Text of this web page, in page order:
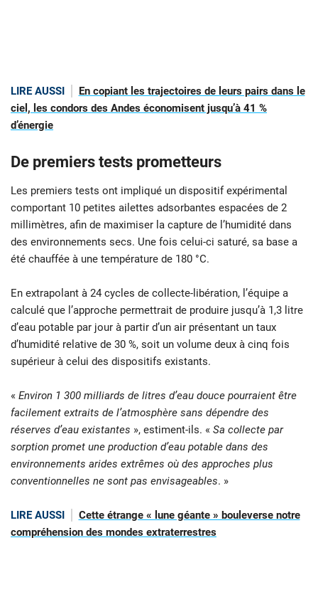
LIRE AUSSI
En copiant les trajectoires de leurs pairs dans le
ciel, les condors des Andes économisent jusqu’à 41 %
d’énergie
De premiers tests prometteurs
Les premiers tests ont impliqué un dispositif expérimental
comportant 10 petites ailettes adsorbantes espacées de 2
millimètres, afin de maximiser la capture de l’humidité dans
des environnements secs. Une fois celui-ci saturé, sa base a
été chauffée à une température de 180 °C.
En extrapolant à 24 cycles de collecte-libération, l’équipe a
calculé que l’approche permettrait de produire jusqu’à 1,3 litre
d’eau potable par jour à partir d’un air présentant un taux
d’humidité relative de 30 %, soit un volume deux à cinq fois
supérieur à celui des dispositifs existants.
« Environ 1 300 milliards de litres d’eau douce pourraient être
facilement extraits de l’atmosphère sans dépendre des
réserves d’eau existantes », estiment-ils. « Sa collecte par
sorption promet une production d’eau potable dans des
environnements arides extrêmes où des approches plus
conventionnelles ne sont pas envisageables. »
LIRE AUSSI
Cette étrange « lune géante » bouleverse notre
compréhension des mondes extraterrestres